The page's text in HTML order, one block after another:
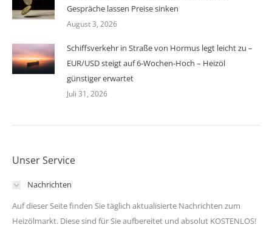
Gespräche lassen Preise sinken
August 3, 2026
Schiffsverkehr in Straße von Hormus legt leicht zu –
EUR/USD steigt auf 6-Wochen-Hoch – Heizöl
günstiger erwartet
Juli 31, 2026
Unser Service
Nachrichten
Auf dieser Seite finden Sie täglich aktualisierte Nachrichten zum
Heizölmarkt. Diese sind für Sie aufbereitet und absolut KOSTENLOS!